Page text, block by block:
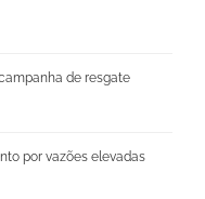
de resgate
por vazões elevadas